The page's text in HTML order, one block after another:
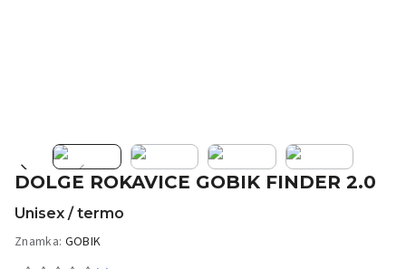
DOLGE ROKAVICE GOBIK FINDER 2.0
Unisex / termo
Znamka: GOBIK